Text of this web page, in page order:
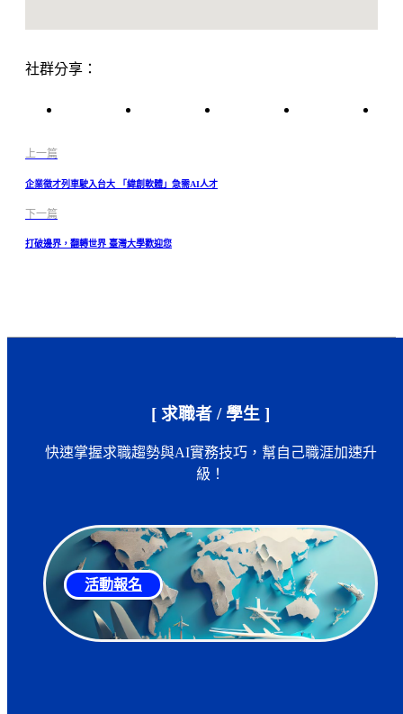
社群分享：
上一篇
企業徵才列車駛入台大 「緯創軟體」急需AI人才
下一篇
打破邊界，翻轉世界 臺灣大學歡迎您
[ 求職者 / 學生 ]
快速掌握求職趨勢與AI實務技巧，幫自己職涯加速升
級！
活動報名